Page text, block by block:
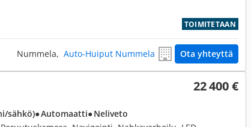
TOIMITETAAN
Nummela, Auto-Huiput Nummela Ota yhteyttä
22 400 €
sähkö)● Automaatti● Neliveto